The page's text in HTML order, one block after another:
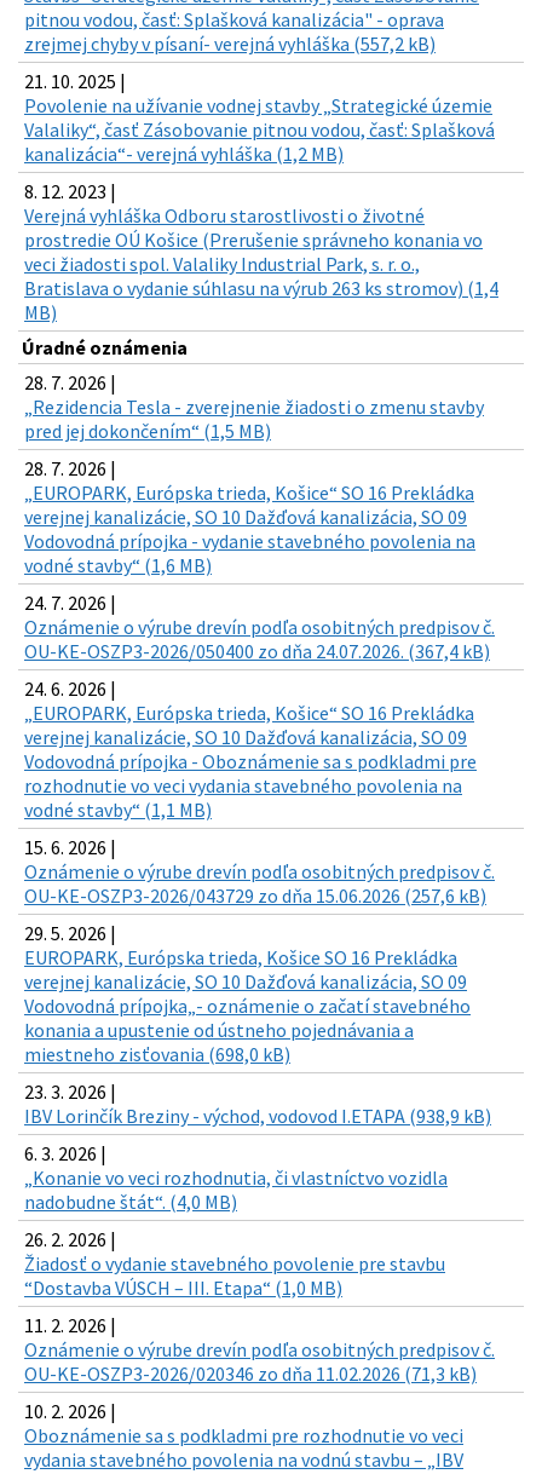
pitnou vodou, časť: Splašková kanalizácia" - oprava
zrejmej chyby v písaní- verejná vyhláška (557,2 kB)
21. 10. 2025 |
Povolenie na užívanie vodnej stavby „Strategické územie
Valaliky“, časť Zásobovanie pitnou vodou, časť: Splašková
kanalizácia“- verejná vyhláška (1,2 MB)
8. 12. 2023 |
Verejná vyhláška Odboru starostlivosti o životné
prostredie OÚ Košice (Prerušenie správneho konania vo
veci žiadosti spol. Valaliky Industrial Park, s. r. o.,
Bratislava o vydanie súhlasu na výrub 263 ks stromov) (1,4
MB)
Úradné oznámenia
28. 7. 2026 |
„Rezidencia Tesla - zverejnenie žiadosti o zmenu stavby
pred jej dokončením“ (1,5 MB)
28. 7. 2026 |
„EUROPARK, Európska trieda, Košice“ SO 16 Prekládka
verejnej kanalizácie, SO 10 Dažďová kanalizácia, SO 09
Vodovodná prípojka - vydanie stavebného povolenia na
vodné stavby“ (1,6 MB)
24. 7. 2026 |
Oznámenie o výrube drevín podľa osobitných predpisov č.
OU-KE-OSZP3-2026/050400 zo dňa 24.07.2026. (367,4 kB)
24. 6. 2026 |
„EUROPARK, Európska trieda, Košice“ SO 16 Prekládka
verejnej kanalizácie, SO 10 Dažďová kanalizácia, SO 09
Vodovodná prípojka - Oboznámenie sa s podkladmi pre
rozhodnutie vo veci vydania stavebného povolenia na
vodné stavby“ (1,1 MB)
15. 6. 2026 |
Oznámenie o výrube drevín podľa osobitných predpisov č.
OU-KE-OSZP3-2026/043729 zo dňa 15.06.2026 (257,6 kB)
29. 5. 2026 |
EUROPARK, Európska trieda, Košice SO 16 Prekládka
verejnej kanalizácie, SO 10 Dažďová kanalizácia, SO 09
Vodovodná prípojka„- oznámenie o začatí stavebného
konania a upustenie od ústneho pojednávania a
miestneho zisťovania (698,0 kB)
23. 3. 2026 |
IBV Lorinčík Breziny - východ, vodovod I.ETAPA (938,9 kB)
6. 3. 2026 |
„Konanie vo veci rozhodnutia, či vlastníctvo vozidla
nadobudne štát“. (4,0 MB)
26. 2. 2026 |
Žiadosť o vydanie stavebného povolenie pre stavbu
“Dostavba VÚSCH – III. Etapa“ (1,0 MB)
11. 2. 2026 |
Oznámenie o výrube drevín podľa osobitných predpisov č.
OU-KE-OSZP3-2026/020346 zo dňa 11.02.2026 (71,3 kB)
10. 2. 2026 |
Oboznámenie sa s podkladmi pre rozhodnutie vo veci
vydania stavebného povolenia na vodnú stavbu – „IBV